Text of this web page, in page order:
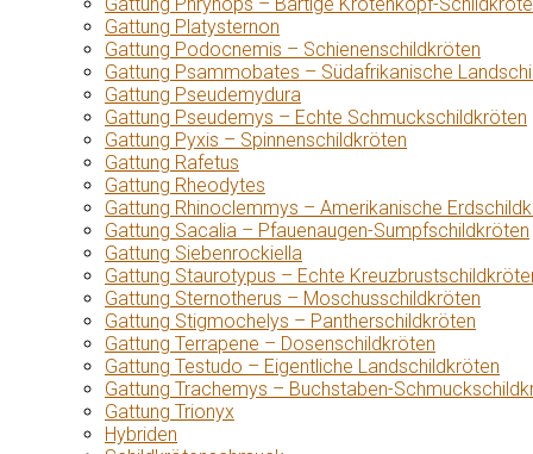
Gattung Platysternon
Gattung Podocnemis – Schienenschildkröten
Gattung Psammobates – Südafrikanische
Gattung Pseudemydura
Gattung Pseudemys – Echte Schmuckschildkröten
Gattung Pyxis – Spinnenschildkröten
Gattung Rafetus
Gattung Rheodytes
Gattung Rhinoclemmys – Amerikanische
Gattung Sacalia – Pfauenaugen-Sumpfschildkröten
Gattung Siebenrockiella
Gattung Staurotypus – Echte
Gattung Sternotherus – Moschusschildkröten
Gattung Stigmochelys – Pantherschildkröten
Gattung Terrapene – Dosenschildkröten
Gattung Testudo – Eigentliche Landschildkröten
Gattung Trachemys – Buchstaben-
Gattung Trionyx
Hybriden